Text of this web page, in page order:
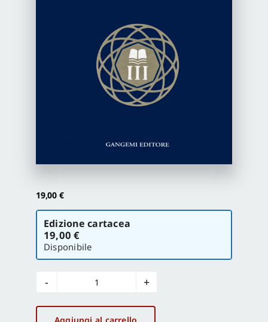
Proposte di pubblicazione
19,00 €
Scegli
versione
Edizione cartacea
19,00 €
Disponibile
Il
Governo
federativo